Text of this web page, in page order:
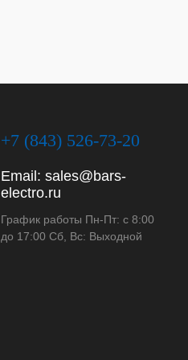
+7 (843) 526-73-20
Email: sales@bars-
electro.ru
График работы Пн-Пт: с 8:00
до 17:00 Сб, Вс: Выходной